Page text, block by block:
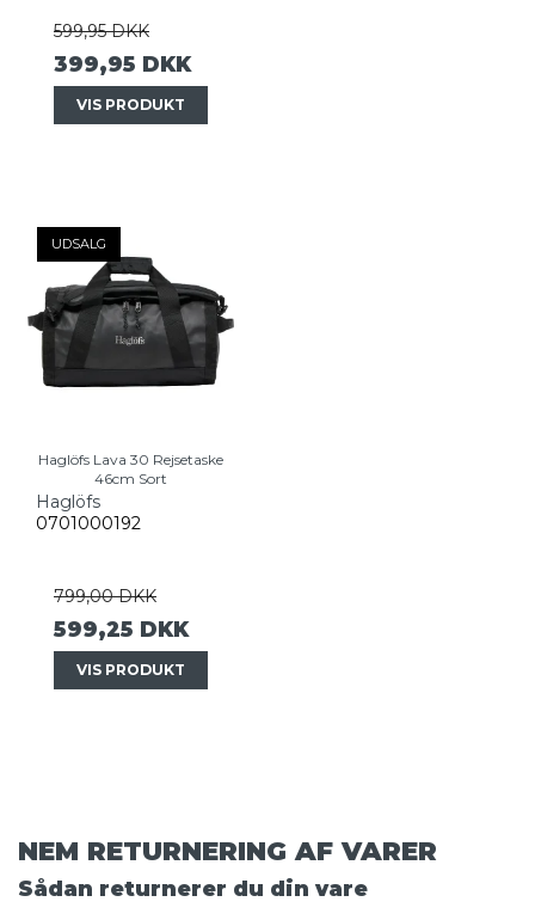
599,95 DKK
399,95 DKK
VIS PRODUKT
UDSALG
Haglöfs Lava 30 Rejsetaske
46cm Sort
Haglöfs
0701000192
799,00 DKK
599,25 DKK
VIS PRODUKT
NEM RETURNERING AF VARER
Sådan returnerer du din vare